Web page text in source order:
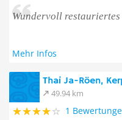
Wundervoll
Mehr Infos
Thai Ja-Röen,
49.94 km
1